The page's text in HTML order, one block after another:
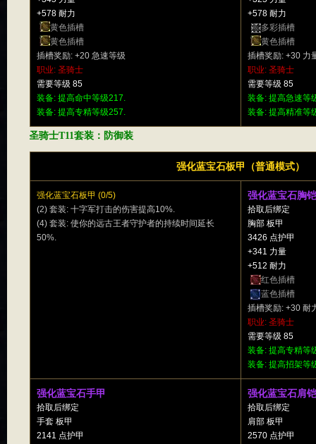
+578 耐力
黄色插槽
黄色插槽
插槽奖励: +20 急速等级
职业: 圣骑士
需要等级 85
装备: 提高命中等级217.
装备: 提高专精等级257.
+578 耐力
多彩插槽
黄色插槽
插槽奖励: +30 力
职业: 圣骑士
需要等级 85
装备: 提高急速等
装备: 提高精准等
圣骑士T11套装：防御装
强化蓝宝石板甲（普通模式）
强化蓝宝石板甲 (0/5)
(2) 套装: 十字军打击的伤害提高10%.
(4) 套装: 使你的远古王者守护者的持续时间延长
50%.
强化蓝宝石胸
拾取后绑定
胸部 板甲
3426 点护甲
+341 力量
+512 耐力
红色插槽
蓝色插槽
插槽奖励: +30 耐
职业: 圣骑士
需要等级 85
装备: 提高专精等
装备: 提高招架等
强化蓝宝石手甲
拾取后绑定
手套 板甲
2141 点护甲
强化蓝宝石肩
拾取后绑定
肩部 板甲
2570 点护甲